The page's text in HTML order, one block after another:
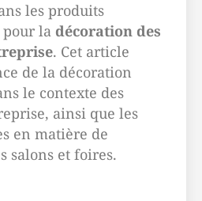
les produits
pour la décoration des
. Cet article
de la décoration
le contexte des
ainsi que les
en matière de
salons et foires.